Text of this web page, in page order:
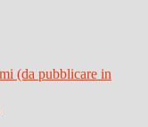
(da pubblicare in